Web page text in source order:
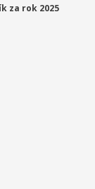
za rok 2025